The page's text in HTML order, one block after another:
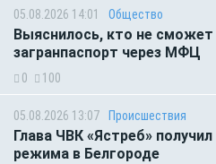
05.08.2026 14:01 Общество
Выяснилось, кто не сможет
загранпаспорт через МФЦ
0 100
05.08.2026 13:07 Происшествия
Глава ЧВК «Ястреб»
режима в Белгороде